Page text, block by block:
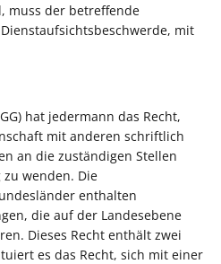
muss der betreffende
mit
hat jedermann das Recht,
mit anderen schriftlich
an die zuständigen Stellen
wenden. Die
enthalten
die auf der Landesebene
Dieses Recht enthält zwei
es das Recht, sich mit einer